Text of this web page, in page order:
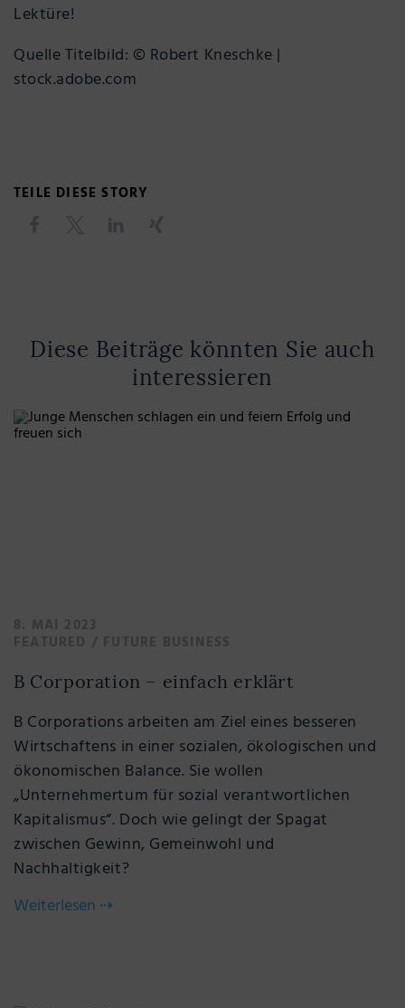
Lektüre!
Quelle Titelbild: © Robert Kneschke |
stock.adobe.com
TEILE DIESE STORY
Diese Beiträge könnten Sie auch
interessieren
8. MAI 2023
FEATURED / FUTURE BUSINESS
B Corporation – einfach erklärt
B Corporations arbeiten am Ziel eines besseren
Wirtschaftens in einer sozialen, ökologischen und
ökonomischen Balance. Sie wollen
„Unternehmertum für sozial verantwortlichen
Kapitalismus“. Doch wie gelingt der Spagat
zwischen Gewinn, Gemeinwohl und
Nachhaltigkeit?
Weiterlesen ⇢